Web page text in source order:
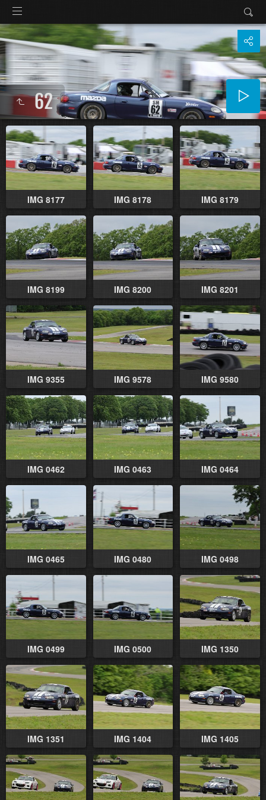
62
IMG 8177 IMG 8178 IMG 8179
IMG 8199 IMG 8200 IMG 8201
IMG 9355 IMG 9578 IMG 9580
IMG 0462 IMG 0463 IMG 0464
IMG 0465 IMG 0480 IMG 0498
IMG 0499 IMG 0500 IMG 1350
IMG 1351 IMG 1404 IMG 1405